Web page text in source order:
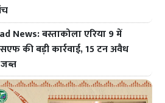
News: बस्ताकोला एरिया 9 में
की बड़ी कार्रवाई, 15 टन अवैध